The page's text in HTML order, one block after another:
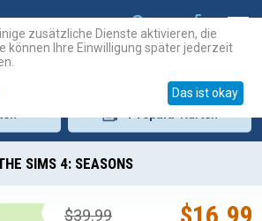
SIMS 4: SEASONS
$39.99
zusätzliche Dienste aktivieren, die
können Ihre Einwilligung später jederzeit
Das ist okay